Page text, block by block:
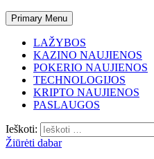
Primary Menu
LAŽYBOS
KAZINO NAUJIENOS
POKERIO NAUJIENOS
TECHNOLOGIJOS
KRIPTO NAUJIENOS
PASLAUGOS
Ieškoti:
Žiūrėti dabar